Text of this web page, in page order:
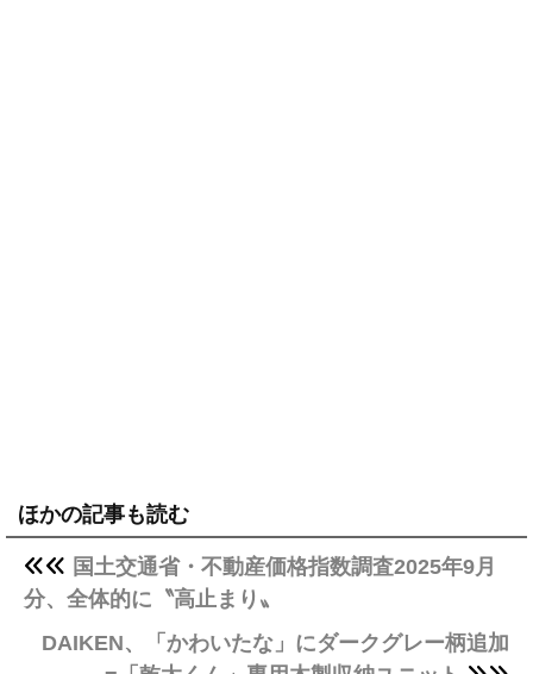
ほかの記事も読む
国土交通省・不動産価格指数調査2025年9月
分、全体的に〝高止まり〟
DAIKEN、「かわいたな」にダークグレー柄追加